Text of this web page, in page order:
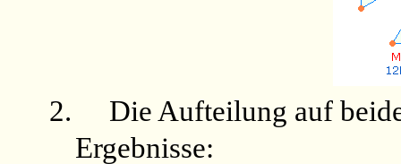
2.
Die Aufteilung auf
Ergebnisse: